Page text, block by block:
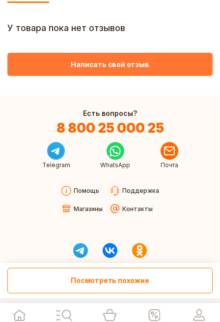
Посмотреть похожие
У товара пока нет отзывов
Написать свой отзыв
Есть вопросы?
8 800 25 000 25
Telegram WhatsApp Почта
Помощь Поддержка
Магазины Контакты